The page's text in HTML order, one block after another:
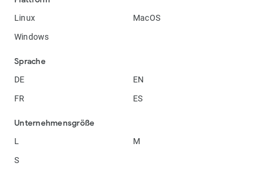
Linux
MacOS
Windows
Sprache
DE
EN
FR
ES
Unternehmensgröße
L
M
S